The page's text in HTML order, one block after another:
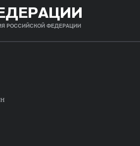
РОССИЙСКОЙ ФЕДЕРАЦИИ